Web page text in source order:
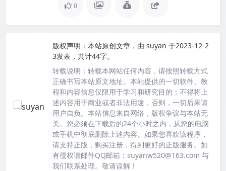
0
版权声明： 本站原创文章，由 suyan 于2023-12-2
3发表，共计44字。
转载说明： 转载本网站任何内容，请按照转载方式
正确书写本站原文地址。本站提供的一切软件、教
程和内容信息仅限用于学习和研究目的；不得将上
述内容用于商业或者非法用途，否则，一切后果请
用户自负。本站信息来自网络，版权争议与本站无
关。您必须在下载后的24个小时之内，从您的电脑
或手机中彻底删除上述内容。如果您喜欢该程序，
请支持正版，购买注册，得到更好的正版服务。如
有侵权请邮件QQ邮箱：suyanw520@163.com 与
我们联系处理。敬请谅解！